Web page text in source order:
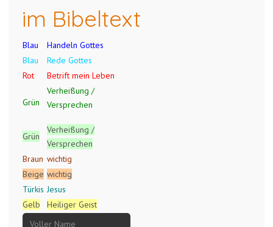
im Bibeltext
Blau
Handeln Gottes
Blau
Rede Gottes
Rot
Betrift mein Leben
Grün
Verheißung /
Versprechen
Grün
Verheißung /
Versprechen
Braun wichtig
Beige wichtig
Türkis Jesus
Gelb
Heiliger Geist